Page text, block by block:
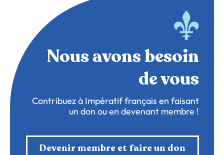
Nous avons besoin
de vous
Contribuez à Impératif français en faisant
un don ou en devenant membre !
Devenir membre et faire un don